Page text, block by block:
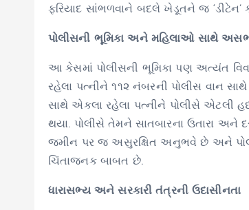
ફરિયાદ સાંભળવાને બદલે ખેડૂતને જ
પોલીસની ભૂમિકા અને મહિલાઓ સાથે
આ કેસમાં પોલીસની ભૂમિકા પણ અત્યંત
રહેલા પત્નીને ૧૧૨ નંબરની પોલીસ વાન
સાથે એકલા રહેલા પત્નીને પોલીસે એટલી
થયા. પોલીસે તેમને સાતબારના ઉતારા અને
જમીન પર જ અસુરક્ષિત અનુભવે છે અને
ચિંતાજનક બાબત છે.
ધારાસભ્ય અને સરકારી તંત્રની ઉદાસીનતા